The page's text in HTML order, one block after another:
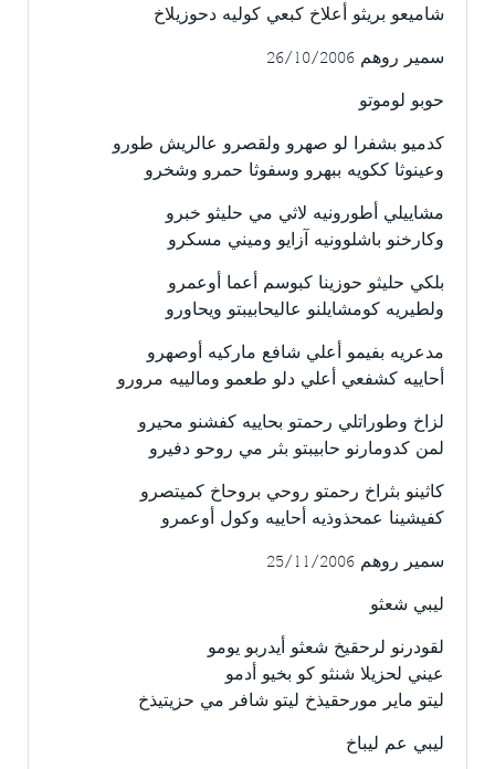
شاميعو بريثو أعلاخ كبعي كوليه دحوزيلاخ
سمير روهم 26/10/2006
حوبو لوموتو
كدميو بشفرا لو صهرو ولقصرو عالريش طورو
وعينوثا ككويه ببهرو وسفوثا حمرو وشخرو
مشاييلي أطورونيه لاثي مي حليثو خبرو
وكارخنو باشلوونيه آزايو وميني مسكرو
بلكي حليثو حوزينا كبوسم أعما أوعمرو
ولطيريه كومشايلنو عاليحابيبتو ويحاورو
مدعريه بفيمو أعلي شافع ماركيه أوصهرو
أحاييه كشفعي أعلي دلو طعمو ومالييه مرورو
لزاخ وطوراتلي رحمتو بحاييه كفشنو محيرو
لمن كدومارنو حابيبتو بثر مي روحو دفيرو
كاثينو بثراخ رحمتو روحي بروحاخ كميتصرو
كفيشينا عمحذوذيه أحاييه وكول أوعمرو
سمير روهم 25/11/2006
ليبي شعثو
لقودرنو لرحقيخ شعثو أيدربو يومو
عيني لحزيلا شنثو كو بخيو أدمو
ليتو ماير مورحقيذخ ليتو شافر مي حزيتيذخ
ليبي عم ليباخ